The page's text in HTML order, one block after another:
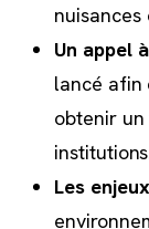
nuisances
Un appel
lancé afin
obtenir
Les enjeux